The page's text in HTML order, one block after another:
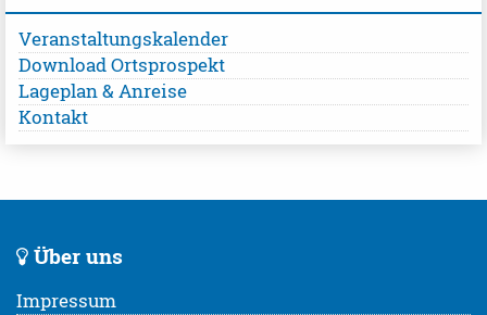
Veranstaltungskalender
Download Ortsprospekt
Lageplan & Anreise
Kontakt
Über uns
Impressum